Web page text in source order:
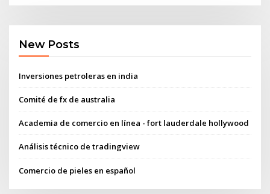
New Posts
Inversiones petroleras en india
Comité de fx de australia
Academia de comercio en línea - fort lauderdale hollywood
Análisis técnico de tradingview
Comercio de pieles en español